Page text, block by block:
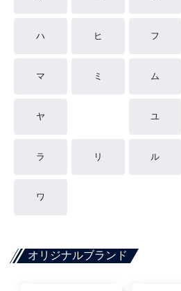
ハ ヒ フ
マ ミ ム
ヤ ユ
ラ リ ル
ワ
オリジナルブランド